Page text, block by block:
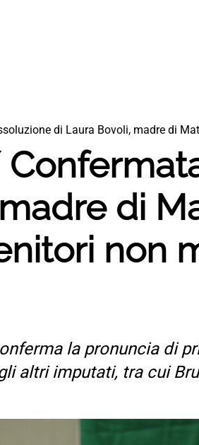
di Laura Bovoli, madre di
di
non
la pronuncia di
altri imputati, tra cui